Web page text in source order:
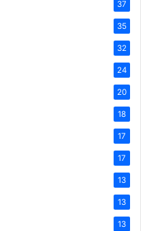
37
35
32
24
20
18
17
17
13
13
13